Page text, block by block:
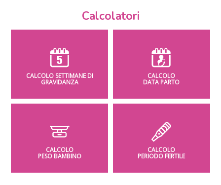
Calcolatori
CALCOLO SETTIMANE DI
GRAVIDANZA
CALCOLO
DATA PARTO
CALCOLO
PESO BAMBINO
CALCOLO
PERIODO FERTILE